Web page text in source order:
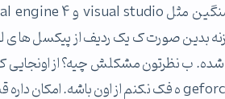
لگ میزنه بدین صورت ک یک ردیف از
شده. ب نظرتون مشکلش چیه؟ از